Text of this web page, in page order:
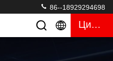
86--18929294698
Цитата